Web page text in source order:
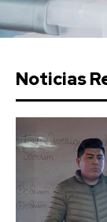
Noticias